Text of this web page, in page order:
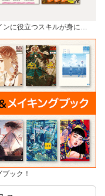
ンに役立つスキルが身に…
ック！